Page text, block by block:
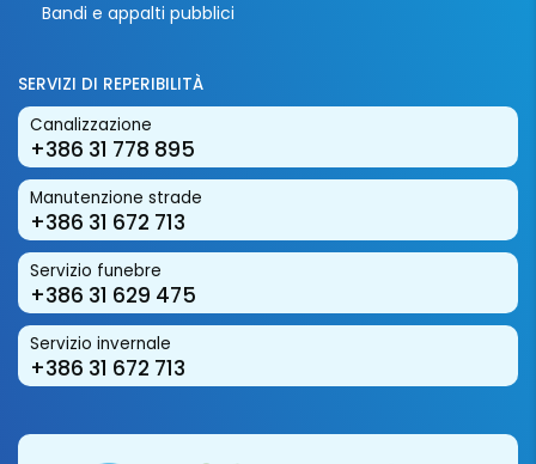
Bandi e appalti pubblici
SERVIZI DI REPERIBILITÀ
Canalizzazione
+386 31 778 895
Manutenzione strade
+386 31 672 713
Servizio funebre
+386 31 629 475
Servizio invernale
+386 31 672 713